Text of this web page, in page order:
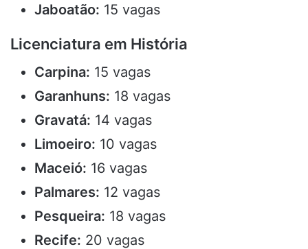
Jaboatão: 15 vagas
Licenciatura em História
Carpina: 15 vagas
Garanhuns: 18 vagas
Gravatá: 14 vagas
Limoeiro: 10 vagas
Maceió: 16 vagas
Palmares: 12 vagas
Pesqueira: 18 vagas
Recife: 20 vagas